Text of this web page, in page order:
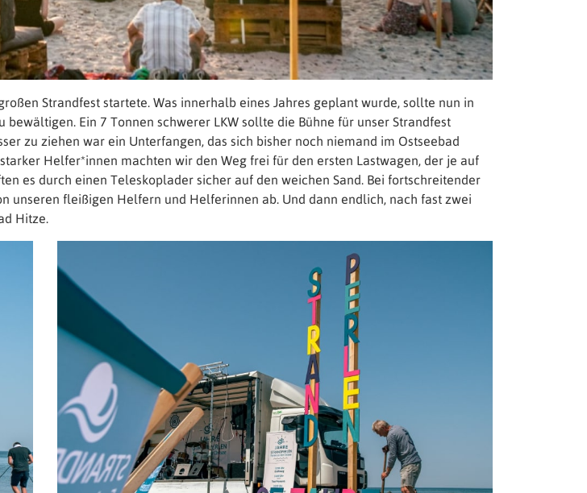
Strandfest startete. Was innerhalb eines Jahres geplant wurde, sollte nun in
Ein 7 Tonnen schwerer LKW sollte die Bühne für unser Strandfest
zu ziehen war ein Unterfangen, das sich bisher noch niemand im Ostseebad
Helfer*innen machten wir den Weg frei für den ersten Lastwagen, der je auf
es durch einen Teleskoplader sicher auf den weichen Sand. Bei fortschreitender
unseren fleißigen Helfern und Helferinnen ab. Und dann endlich, nach fast zwei
Hitze.